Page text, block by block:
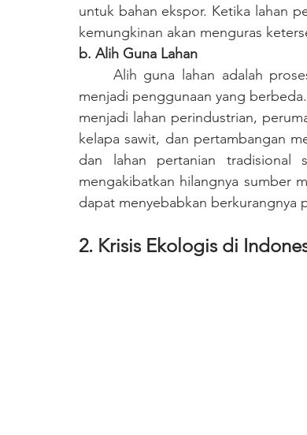
untuk bahan ekspor. Ketika lahan
kemungkinan akan menguras
b. Alih Guna Lahan
menjadi penggunaan yang
menjadi lahan perindustrian,
kelapa sawit, dan pertambangan
dan lahan pertanian tradisional
mengakibatkan hilangnya sumber
dapat menyebabkan berkurangnya
2. Krisis Ekologis di